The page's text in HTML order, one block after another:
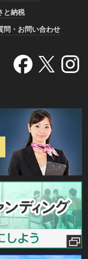
と納税
問・お問い合わせ